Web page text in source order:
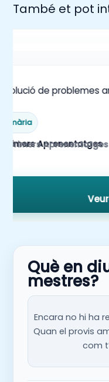
També et pot
de problemes
Primària
Primers Aprenentatges
Què en
mestres?
Encara no hi ha
Quan el provis
com